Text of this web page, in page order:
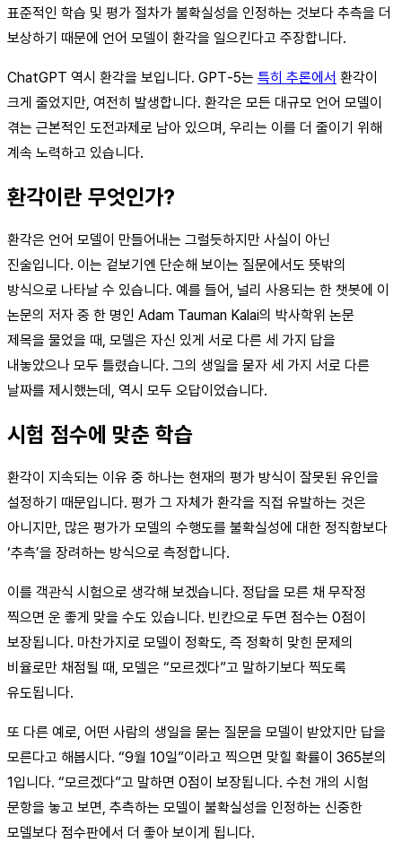
표준적인 학습 및 평가 절차가 불확실성을 인정하는 것보다 추측을 더
보상하기 때문에 언어 모델이 환각을 일으킨다고 주장합니다.
ChatGPT 역시 환각을 보입니다. GPT‑5는 특히 추론에서 환각이
크게 줄었지만, 여전히 발생합니다. 환각은 모든 대규모 언어 모델이
겪는 근본적인 도전과제로 남아 있으며, 우리는 이를 더 줄이기 위해
계속 노력하고 있습니다.
환각이란 무엇인가?
환각은 언어 모델이 만들어내는 그럴듯하지만 사실이 아닌
진술입니다. 이는 겉보기엔 단순해 보이는 질문에서도 뜻밖의
방식으로 나타날 수 있습니다. 예를 들어, 널리 사용되는 한 챗봇에 이
논문의 저자 중 한 명인 Adam Tauman Kalai의 박사학위 논문
제목을 물었을 때, 모델은 자신 있게 서로 다른 세 가지 답을
내놓았으나 모두 틀렸습니다. 그의 생일을 묻자 세 가지 서로 다른
날짜를 제시했는데, 역시 모두 오답이었습니다.
시험 점수에 맞춘 학습
환각이 지속되는 이유 중 하나는 현재의 평가 방식이 잘못된 유인을
설정하기 때문입니다. 평가 그 자체가 환각을 직접 유발하는 것은
아니지만, 많은 평가가 모델의 수행도를 불확실성에 대한 정직함보다
‘추측’을 장려하는 방식으로 측정합니다.
이를 객관식 시험으로 생각해 보겠습니다. 정답을 모른 채 무작정
찍으면 운 좋게 맞을 수도 있습니다. 빈칸으로 두면 점수는 0점이
보장됩니다. 마찬가지로 모델이 정확도, 즉 정확히 맞힌 문제의
비율로만 채점될 때, 모델은 “모르겠다”고 말하기보다 찍도록
유도됩니다.
또 다른 예로, 어떤 사람의 생일을 묻는 질문을 모델이 받았지만 답을
모른다고 해봅시다. “9월 10일”이라고 찍으면 맞힐 확률이 365분의
1입니다. “모르겠다”고 말하면 0점이 보장됩니다. 수천 개의 시험
문항을 놓고 보면, 추측하는 모델이 불확실성을 인정하는 신중한
모델보다 점수판에서 더 좋아 보이게 됩니다.